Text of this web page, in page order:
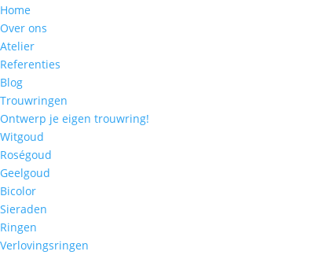
Home
Over ons
Atelier
Referenties
Blog
Trouwringen
Ontwerp je eigen trouwring!
Witgoud
Roségoud
Geelgoud
Bicolor
Sieraden
Ringen
Verlovingsringen